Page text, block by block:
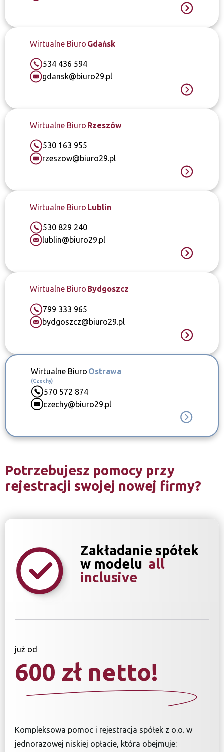
Wirtualne Biuro Gdańsk
534 436 594
gdansk@biuro29.pl
Wirtualne Biuro Rzeszów
530 163 955
rzeszow@biuro29.pl
Wirtualne Biuro Lublin
530 829 240
lublin@biuro29.pl
Wirtualne Biuro Bydgoszcz
799 333 965
bydgoszcz@biuro29.pl
Wirtualne Biuro Ostrawa
(Czechy)
570 572 874
czechy@biuro29.pl
Potrzebujesz pomocy przy
rejestracji swojej nowej firmy?
Zakładanie spółek
w modelu all
inclusive
już od
600 zł netto!
Kompleksowa pomoc i rejestracja spółek z o.o. w
jednorazowej niskiej opłacie, która obejmuje: